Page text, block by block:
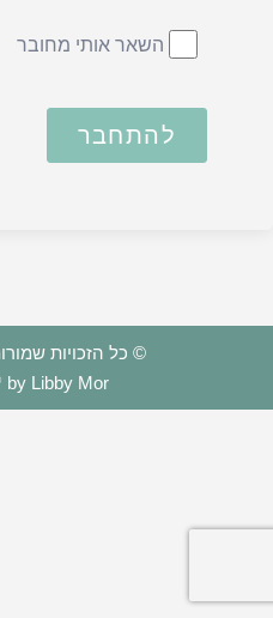
השאר אותי מחובר
להתחבר
© כל הזכויות
Libby Mor